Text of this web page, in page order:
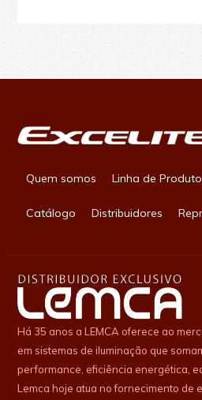
Quem somos Linha de
Catálogo Distribuidores
Há 35 anos a LEMCA oferece ao
em sistemas de iluminação que
performance, eficiência energética,
Lemca hoje atua no fornecimento de